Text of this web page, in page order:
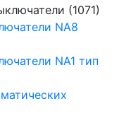
(1071)
NA8
NA1 тип